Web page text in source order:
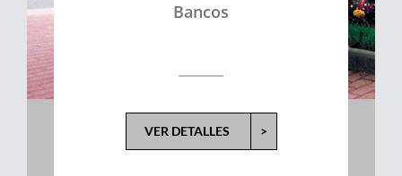
Bancos
VER DETALLES >